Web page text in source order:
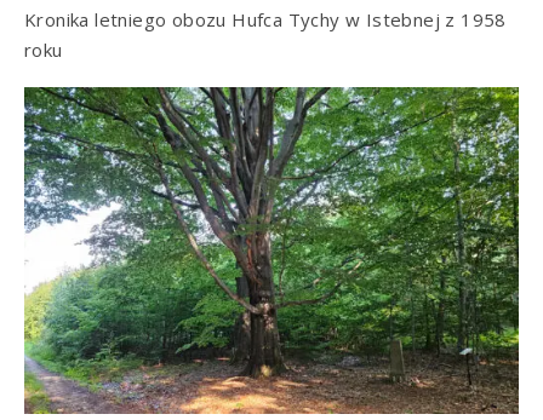
Kronika letniego obozu Hufca Tychy w Istebnej z 1958
roku